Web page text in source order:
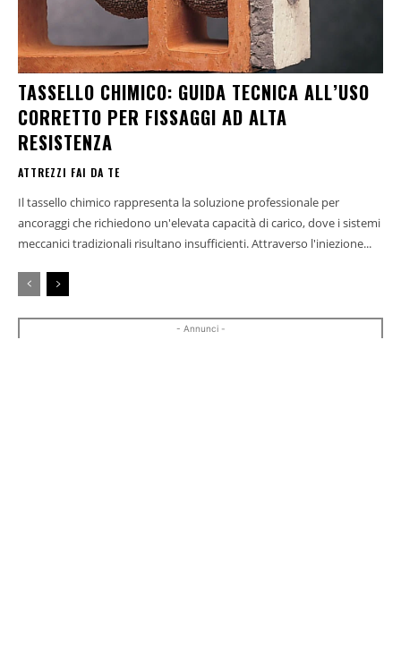
TASSELLO CHIMICO: GUIDA TECNICA ALL’USO
CORRETTO PER FISSAGGI AD ALTA
RESISTENZA
ATTREZZI FAI DA TE
Il tassello chimico rappresenta la soluzione professionale per
ancoraggi che richiedono un'elevata capacità di carico, dove i sistemi
meccanici tradizionali risultano insufficienti. Attraverso l'iniezione...
- Annunci -